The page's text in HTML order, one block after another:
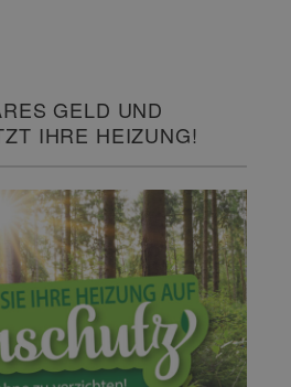
GELD UND
IHRE HEIZUNG!